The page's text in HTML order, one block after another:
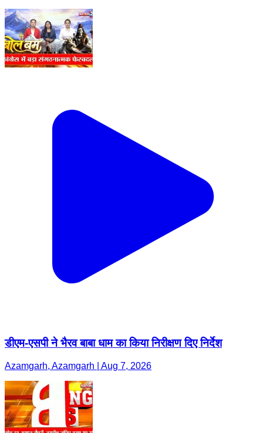
डीएम-एसपी ने भैरव बाबा धाम का किया निरीक्षण दिए निर्देश
Azamgarh, Azamgarh | Aug 7, 2026